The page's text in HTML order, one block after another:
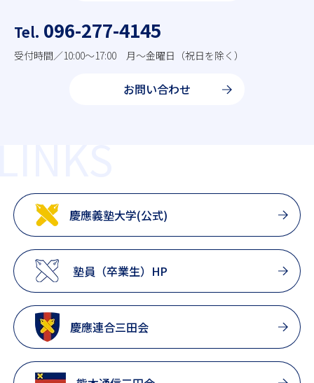
Tel. 096-277-4145
受付時間／10:00～17:00 月～金曜日（祝日を除く）
お問い合わせ
慶應義塾大学(公式)
塾員（卒業生）HP
慶應連合三田会